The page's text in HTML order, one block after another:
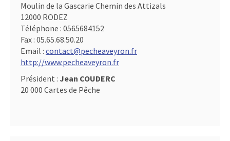
Moulin de la Gascarie Chemin des Attizals
12000 RODEZ
Téléphone : 0565684152
Fax : 05.65.68.50.20
Email : contact@pecheaveyron.fr
http://www.pecheaveyron.fr
Président : Jean COUDERC
20 000 Cartes de Pêche